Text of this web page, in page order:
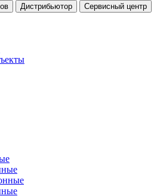
Дистрибьютор Сервисный центр